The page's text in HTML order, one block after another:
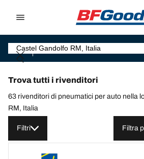
Trova tutti i rivenditori
63 rivenditori di pneumatici per auto nella
RM, Italia
Filtri Filtra